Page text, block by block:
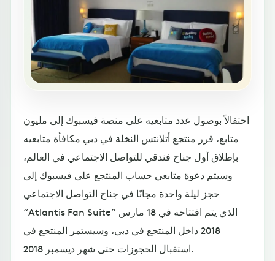
احتفالاً بوصول عدد متابعيه على منصة فيسبوك إلى مليون
متابع، قرر منتجع أتلانتس النخلة في دبي مكافأة متابعيه
بإطلاق أول جناح فندقي للتواصل الاجتماعي في العالم،
وسيتم دعوة متابعي حساب المنتجع على فيسبوك إلى
حجز ليلة واحدة مجانًا في جناح التواصل الاجتماعي
“Atlantis Fan Suite” الذي يتم افتتاحه في 18 مارس
2018 داخل المنتجع في دبي، وسيستمر المنتجع في
استقبال الحجوزات حتى شهر ديسمبر 2018.